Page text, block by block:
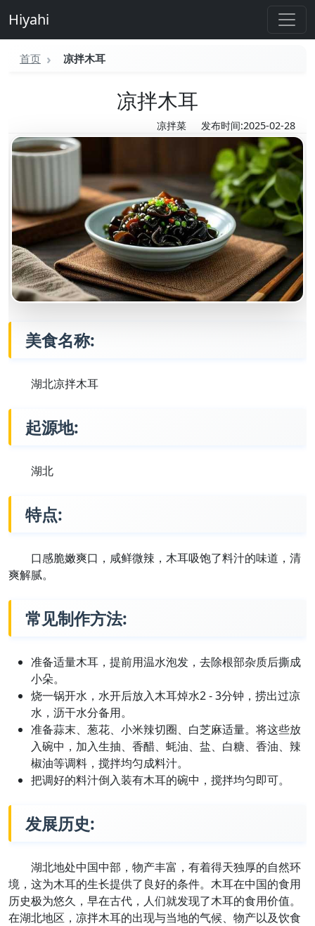
Hiyahi
首页 凉拌木耳
凉拌木耳
凉拌菜 发布时间:2025-02-28
美食名称:
湖北凉拌木耳
起源地:
湖北
特点:
口感脆嫩爽口，咸鲜微辣，木耳吸饱了料汁的味道，清
爽解腻。
常见制作方法:
准备适量木耳，提前用温水泡发，去除根部杂质后撕成
小朵。
烧一锅开水，水开后放入木耳焯水2 - 3分钟，捞出过凉
水，沥干水分备用。
准备蒜末、葱花、小米辣切圈、白芝麻适量。将这些放
入碗中，加入生抽、香醋、蚝油、盐、白糖、香油、辣
椒油等调料，搅拌均匀成料汁。
把调好的料汁倒入装有木耳的碗中，搅拌均匀即可。
发展历史:
湖北地处中国中部，物产丰富，有着得天独厚的自然环
境，这为木耳的生长提供了良好的条件。木耳在中国的食用
历史极为悠久，早在古代，人们就发现了木耳的食用价值。
在湖北地区，凉拌木耳的出现与当地的气候、物产以及饮食